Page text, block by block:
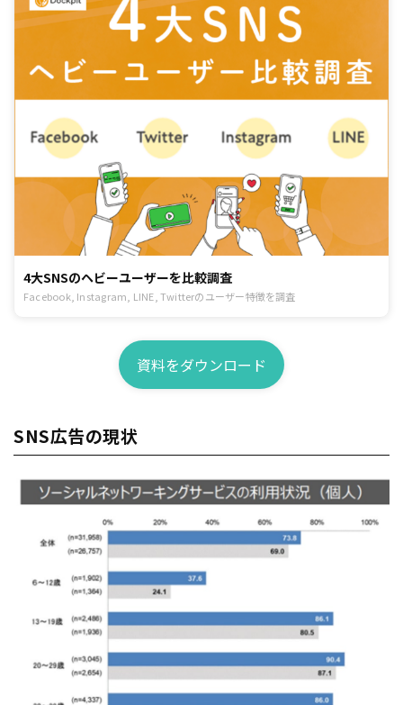
4大SNSのヘビーユーザーを比較調査
Facebook, Instagram, LINE, Twitterのユーザー特徴を調査
資料をダウンロード
SNS広告の現状